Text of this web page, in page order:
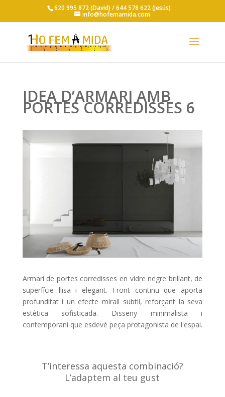
620 995 872 (David) /644 578 622 (Jesús)
info@hofemamida.com
IDEA D’ARMARI AMB
PORTES CORREDISSES 6
Armari de portes corredisses en vidre negre brillant, de
superfície llisa i elegant. Front continu que aporta
profunditat i un efecte mirall subtil, reforçant la seva
estètica sofisticada. Disseny minimalista i
contemporani que esdevé peça protagonista de l'espai.
T’interessa aquesta combinació?
L’adaptem al teu gust